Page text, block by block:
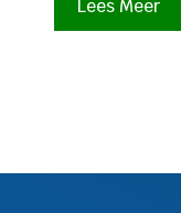
Lees Meer